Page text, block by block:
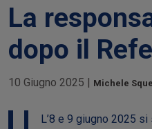
La
dopo il
10 Giugno 2025 | Michele
L’8 e 9 giugno 2025